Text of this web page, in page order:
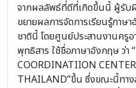
จากผลลัพธ์ที่ดีที่เกิดขึ้นนี้ ผู้รับ
ขยายผลการจัดการเรียนรู้ภาษ
ชาตินี้ โดยศูนย์ประสานงานครูอ
พุทธิสาร ใช้ชื่อภาษาอังกฤษ ว่
COORDINATIION
THAILAND”ขึ้น ซึ่งขณะนี้ทาง